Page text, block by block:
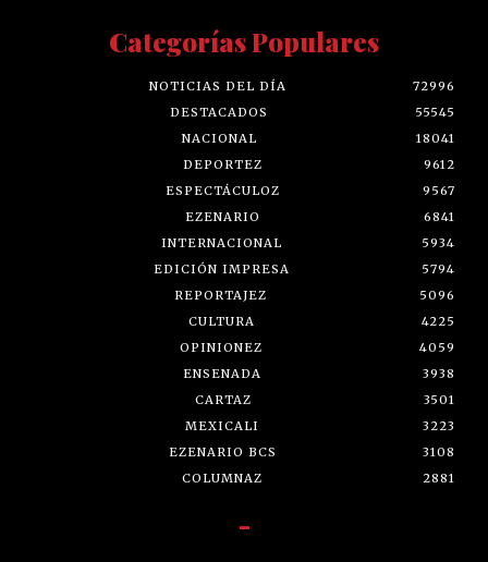
Categorías Populares
NOTICIAS DEL DÍA
72996
DESTACADOS
55545
NACIONAL
18041
DEPORTEZ
9612
ESPECTÁCULOZ
9567
EZENARIO
6841
INTERNACIONAL
5934
EDICIÓN IMPRESA
5794
REPORTAJEZ
5096
CULTURA
4225
OPINIONEZ
4059
ENSENADA
3938
CARTAZ
3501
MEXICALI
3223
EZENARIO BCS
3108
COLUMNAZ
2881
-